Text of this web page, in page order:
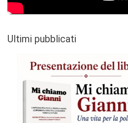
Ultimi pubblicati